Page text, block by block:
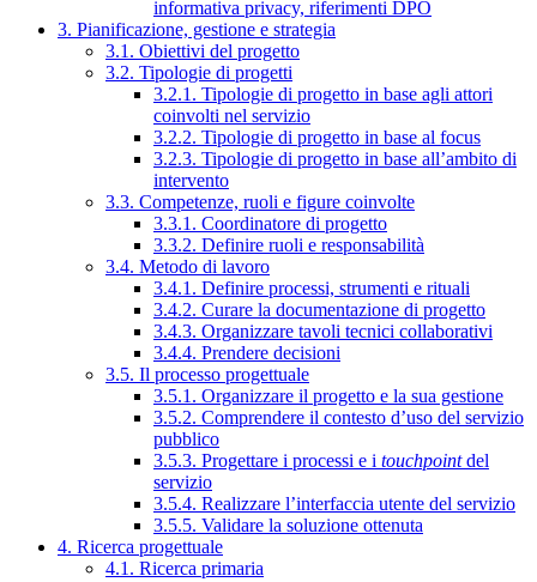
informativa privacy, riferimenti DPO
3. Pianificazione, gestione e strategia
3.1. Obiettivi del progetto
3.2. Tipologie di progetti
3.2.1. Tipologie di progetto in base agli attori
coinvolti nel servizio
3.2.2. Tipologie di progetto in base al focus
3.2.3. Tipologie di progetto in base all’ambito di
intervento
3.3. Competenze, ruoli e figure coinvolte
3.3.1. Coordinatore di progetto
3.3.2. Definire ruoli e responsabilità
3.4. Metodo di lavoro
3.4.1. Definire processi, strumenti e rituali
3.4.2. Curare la documentazione di progetto
3.4.3. Organizzare tavoli tecnici collaborativi
3.4.4. Prendere decisioni
3.5. Il processo progettuale
3.5.1. Organizzare il progetto e la sua gestione
3.5.2. Comprendere il contesto d’uso del servizio
pubblico
3.5.3. Progettare i processi e i touchpointdel
servizio
3.5.4. Realizzare l’interfaccia utente del servizio
3.5.5. Validare la soluzione ottenuta
4. Ricerca progettuale
4.1. Ricerca primaria